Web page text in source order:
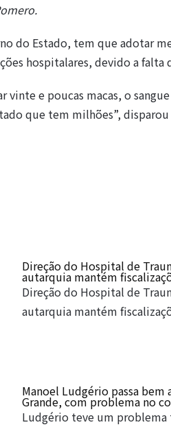
do Estado, tem que adotar
hospitalares, devido a falta
vinte e poucas macas, o
que tem milhões”,
Direção do Hospital de
autarquia mantém
Direção do Hospital de
autarquia mantém
Manoel Ludgério passa bem
Grande, com problema no
Ludgério teve um